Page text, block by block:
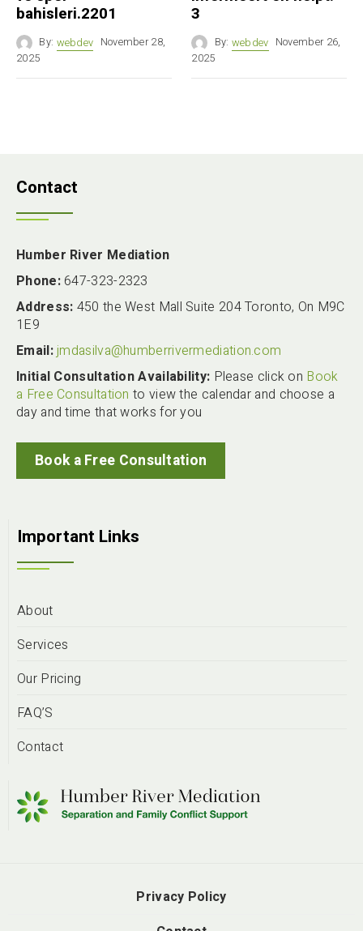
bahisleri.2201
By: webdev November 28,
2025
3
By: webdev November 26,
2025
Contact
Humber River Mediation
Phone:647-323-2323
Address: 450 the West Mall Suite 204 Toronto, On M9C
1E9
Email:jmdasilva@humberrivermediation.com
Initial Consultation Availability: Please click on Book
a Free Consultation to view the calendar and choose a
day and time that works for you
Book a Free Consultation
Important Links
About
Services
Our Pricing
FAQ’S
Contact
Privacy Policy